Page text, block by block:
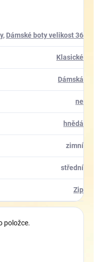
, Dámské boty velikost 36
Klasické
Dámská
ne
hnědá
zimní
střední
Zip
položce.